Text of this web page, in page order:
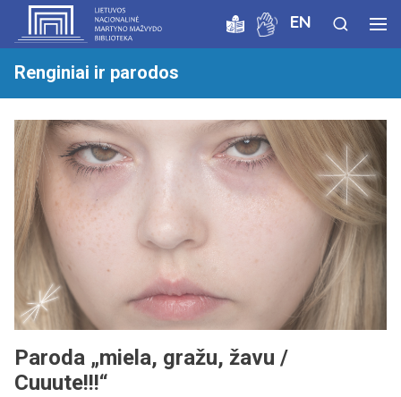
EN
Renginiai ir parodos
Paroda „miela, gražu, žavu /
Cuuute!!!“